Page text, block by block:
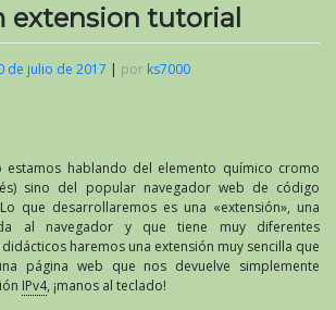
extension tutorial
de julio de 2017 | por ks7000
estamos hablando del elemento químico cromo
sino del popular navegador web de código
que desarrollaremos es una «extensión», una
al navegador y que tiene muy diferentes
haremos una extensión muy sencilla que
página web que nos devuelve simplemente
IPv4, ¡manos al teclado!